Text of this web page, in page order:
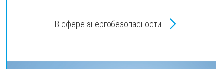
В сфере энергобезопасности